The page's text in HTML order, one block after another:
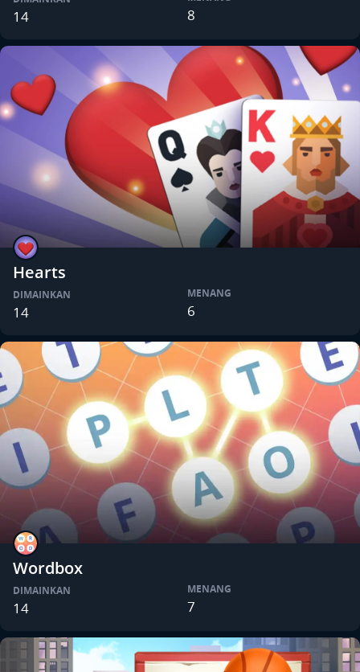
14 8
Hearts
DIMAINKAN
14
MENANG
6
Wordbox
DIMAINKAN
14
MENANG
7